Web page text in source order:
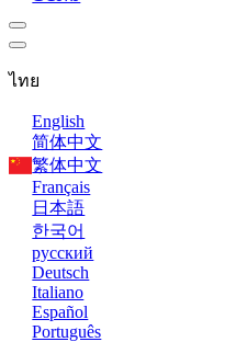
ไทย
English
简体中文
繁体中文
Français
日本語
한국어
русский
Deutsch
Italiano
Español
Português